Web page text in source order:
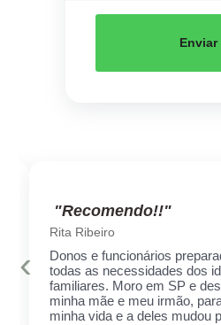
Enviar
"Recomendo!!"
Rita Ribeiro
Donos e funcionários
todas as necessidades dos
familiares. Moro em SP e
minha mãe e meu irmão,
minha vida e a deles mudou
‹